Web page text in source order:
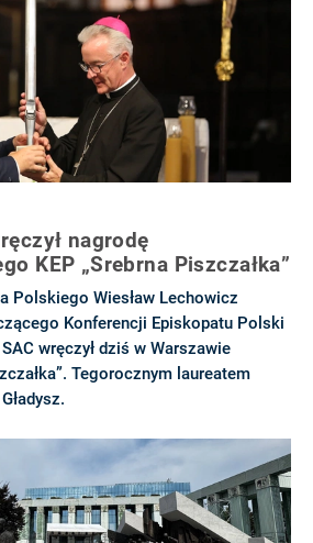
nagrodę
KEP „Srebrna Piszczałka”
Polskiego Wiesław Lechowicz
Konferencji Episkopatu Polski
wręczył dziś w Warszawie
Tegorocznym laureatem